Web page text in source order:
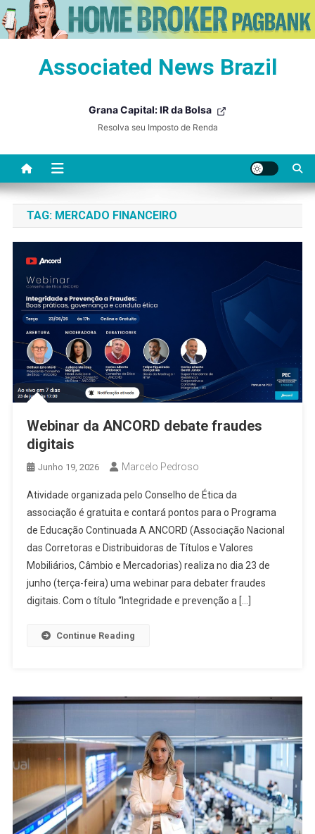
Associated News Brazil
Grana Capital: IR da Bolsa
Resolva seu Imposto de Renda
TAG: MERCADO FINANCEIRO
Webinar da ANCORD debate fraudes
digitais
Junho 19, 2026 Marcelo Pedroso
Atividade organizada pelo Conselho de Ética da
associação é gratuita e contará pontos para o Programa
de Educação Continuada A ANCORD (Associação Nacional
das Corretoras e Distribuidoras de Títulos e Valores
Mobiliários, Câmbio e Mercadorias) realiza no dia 23 de
junho (terça-feira) uma webinar para debater fraudes
digitais. Com o título “Integridade e prevenção a […]
Continue Reading